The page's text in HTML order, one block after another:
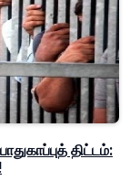
திட்டம்: